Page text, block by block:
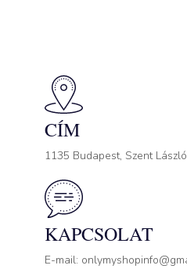
CÍM
1135 Budapest, Szent
KAPCSOLAT
E-mail: